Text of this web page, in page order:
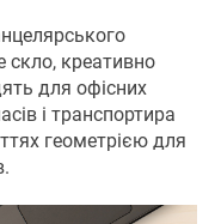
скло, креативно
для офісних
і транспортира
геометрією для